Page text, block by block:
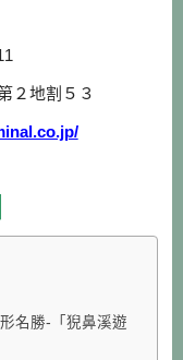
２地割５３
名勝-「猊鼻溪遊